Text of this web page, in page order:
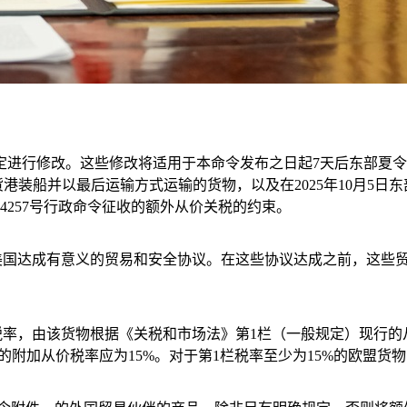
行修改。这些修改将适用于本命令发布之日起7天后东部夏
装船并以最后运输方式运输的货物，以及在2025年10月5日
号行政命令征收的额外从价关税的约束。
达成有意义的贸易和安全协议。在这些协议达成之前，这
，由该货物根据《关税和市场法》第1栏（一般规定）现行
加从价税率应为15%。对于第1栏税率至少为15%的欧盟货